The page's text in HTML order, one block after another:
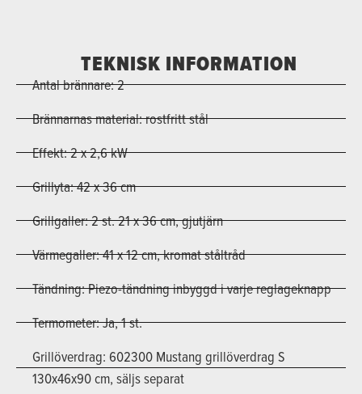
TEKNISK INFORMATION
Antal brännare: 2
Brännarnas material: rostfritt stål
Effekt: 2 x 2,6 kW
Grillyta: 42 x 36 cm
Grillgaller: 2 st. 21 x 36 cm, gjutjärn
Värmegaller: 41 x 12 cm, kromat ståltråd
Tändning: Piezo-tändning inbyggd i varje reglageknapp
Termometer: Ja, 1 st.
Grillöverdrag: 602300 Mustang grillöverdrag S
130x46x90 cm, säljs separat